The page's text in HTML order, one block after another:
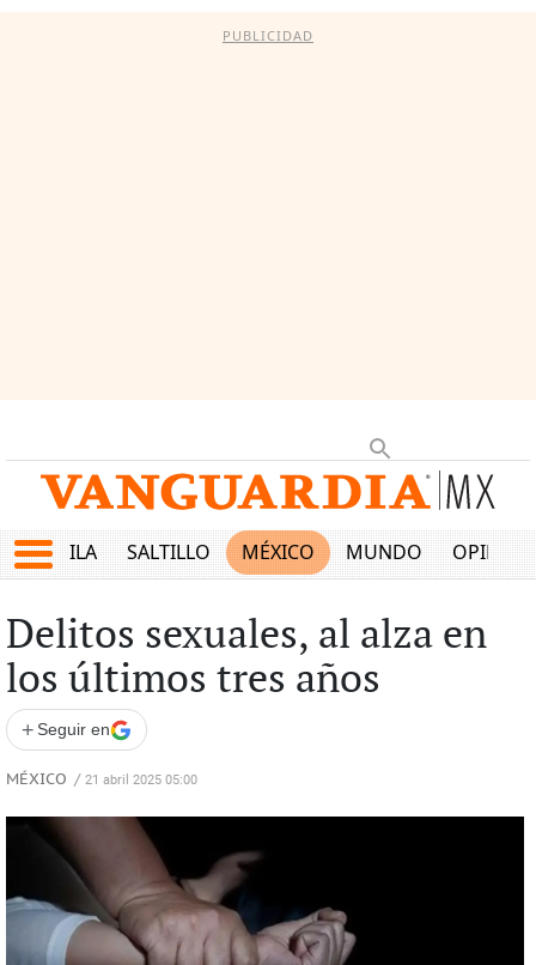
PUBLICIDAD
COAHUILA SALTILLO MÉXICO MUNDO OPINIÓN
Delitos sexuales, al alza en
los últimos tres años
+ Seguir en
MÉXICO / 21 abril 2025 05:00